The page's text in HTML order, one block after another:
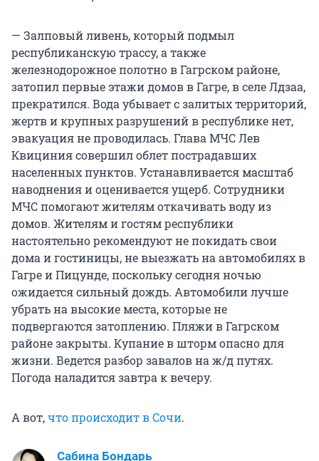
— Залповый ливень, который подмыл
республиканскую трассу, а также
железнодорожное полотно в Гагрском районе,
затопил первые этажи домов в Гагре, в селе Лдзаа,
прекратился. Вода убывает с залитых территорий,
жертв и крупных разрушений в республике нет,
эвакуация не проводилась. Глава МЧС Лев
Квициния совершил облет пострадавших
населенных пунктов. Устанавливается масштаб
наводнения и оценивается ущерб. Сотрудники
МЧС помогают жителям откачивать воду из
домов. Жителям и гостям республики
настоятельно рекомендуют не покидать свои
дома и гостиницы, не выезжать на автомобилях в
Гагре и Пицунде, поскольку сегодня ночью
ожидается сильный дождь. Автомобили лучше
убрать на высокие места, которые не
подвергаются затоплению. Пляжи в Гагрском
районе закрыты. Купание в шторм опасно для
жизни. Ведется разбор завалов на ж/д путях.
Погода наладится завтра к вечеру.
А вот,что происходит в Сочи.
Сабина Бондарь